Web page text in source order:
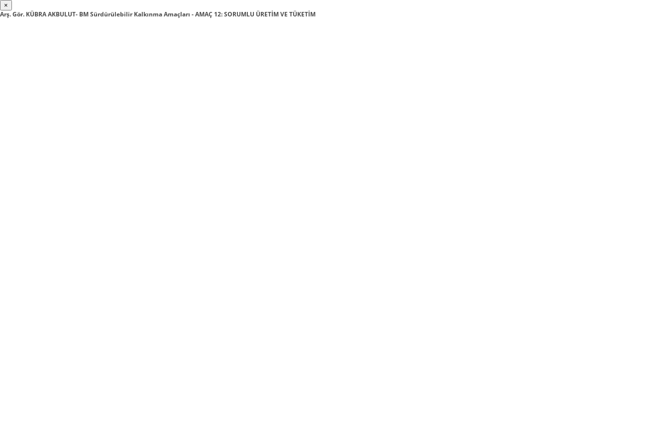
×
Arş. Gör. KÜBRA AKBULUT- BM Sürdürülebilir Kalkınma Amaçları - AMAÇ 12: SORUMLU ÜRETİM VE TÜKETİM